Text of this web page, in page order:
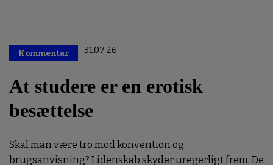
Kommentar 31.07.26
At studere er en erotisk
besættelse
Skal man være tro mod konvention og
brugsanvisning? Lidenskab skyder uregerligt frem. De